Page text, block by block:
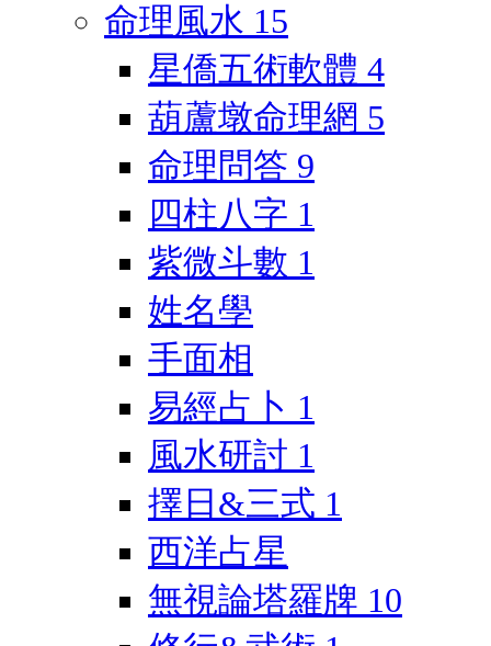
命理風水 15
星僑五術軟體 4
葫蘆墩命理網 5
命理問答 9
四柱八字 1
紫微斗數 1
姓名學
手面相
易經占卜 1
風水研討 1
擇日&三式 1
西洋占星
無視論塔羅牌 10